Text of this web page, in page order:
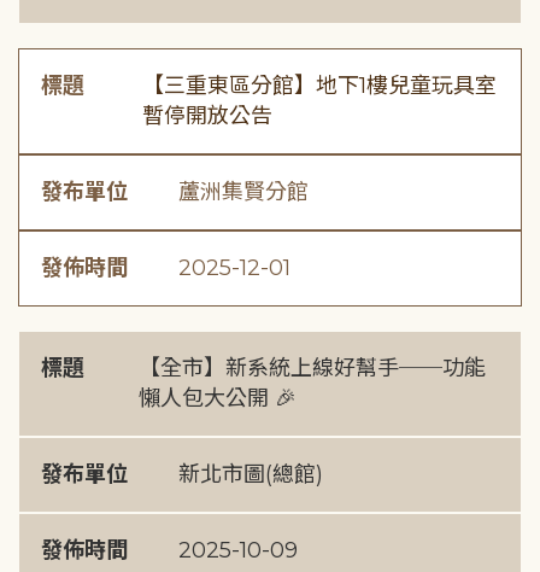
標題
【三重東區分館】地下1樓兒童玩具室
暫停開放公告
發布單位 蘆洲集賢分館
發佈時間 2025-12-01
標題
【全市】新系統上線好幫手──功能
懶人包大公開 🎉
發布單位 新北市圖(總館)
發佈時間 2025-10-09